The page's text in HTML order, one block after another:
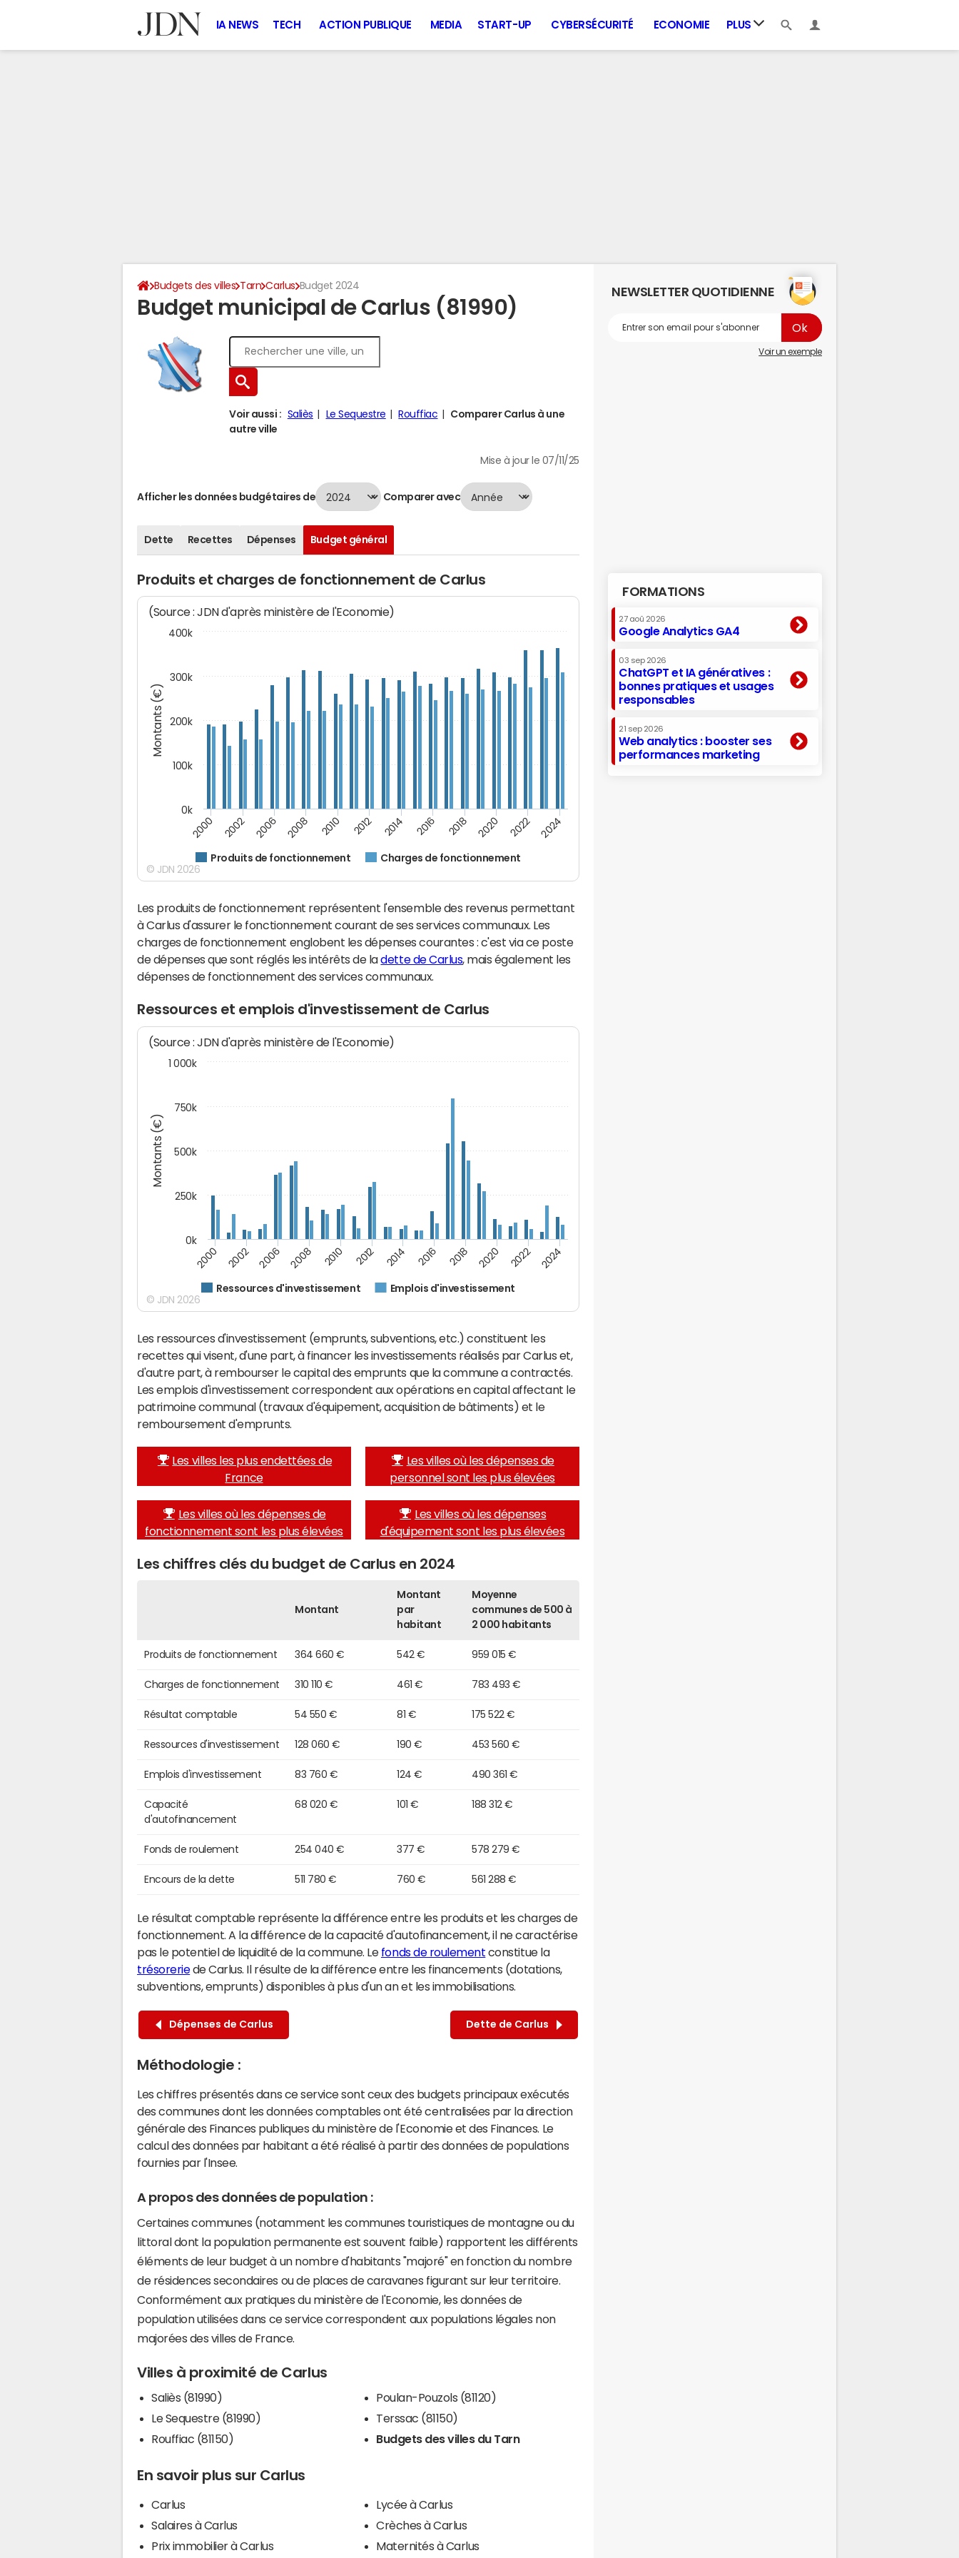
IA NEWS TECH ACTION PUBLIQUE MEDIA START-UP CYBERSÉCURITÉ ECONOMIE PLUS
Budgets des villes Tarn Carlus Budget 2024
Budget municipal de Carlus (81990)
Voir aussi : Saliès Le Sequestre Rouffiac
Comparer Carlus à une
autre ville
Mise à jour le 07/11/25
Afficher les données budgétaires de Comparer avec
Dette Recettes Dépenses Budget général
Produits et charges de fonctionnement de Carlus
Montants (€)
(Source : JDN d'après ministère de l'Economie)
Produits de fonctionnement Charges de fonctionnement
2000 2002 2006 2008 2010 2012 2014 2016 2018 2020 2022 2024
0k
100k
200k
300k
400k
© JDN 2026
Les produits de fonctionnement représentent l'ensemble des revenus permettant
à Carlus d'assurer le fonctionnement courant de ses services communaux. Les
charges de fonctionnement englobent les dépenses courantes : c'est via ce poste
de dépenses que sont réglés les intérêts de ladette de Carlus, mais également les
dépenses de fonctionnement des services communaux.
Ressources et emplois d'investissement de Carlus
Montants (€)
(Source : JDN d'après ministère de l'Economie)
Ressources d'investissement Emplois d'investissement
2000 2002 2006 2008 2010 2012 2014 2016 2018 2020 2022 2024
0k
1 000k
250k
500k
750k
© JDN 2026
Les ressources d'investissement (emprunts, subventions, etc.) constituent les
recettes qui visent, d'une part, à financer les investissements réalisés par Carlus et,
d'autre part, à rembourser le capital des emprunts que la commune a contractés.
Les emplois d'investissement correspondent aux opérations en capital affectant le
patrimoine communal (travaux d'équipement, acquisition de bâtiments) et le
remboursement d'emprunts.
Les villes les plus endettées de
France
Les villes où les dépenses de
personnel sont les plus élevées
Les villes où les dépenses de
fonctionnement sont les plus élevées
Les villes où les dépenses
d'équipement sont les plus élevées
Les chiffres clés du budget de Carlus en 2024
Montant
Montant
par
habitant
Moyenne
communes de 500 à
2 000 habitants
Produits de fonctionnement 364 660 € 542 € 959 015 €
Charges de fonctionnement 310 110 € 461 € 783 493 €
Résultat comptable 54 550 € 81 € 175 522 €
Ressources d'investissement 128 060 € 190 € 453 560 €
Emplois d'investissement 83 760 € 124 € 490 361 €
Capacité
d'autofinancement
68 020 € 101 € 188 312 €
Fonds de roulement 254 040 € 377 € 578 279 €
Encours de la dette 511 780 € 760 € 561 288 €
Le résultat comptable représente la différence entre les produits et les charges de
fonctionnement. A la différence de la capacité d'autofinancement, il ne caractérise
pas le potentiel de liquidité de la commune. Le fonds de roulement constitue la
trésoreriede Carlus. Il résulte de la différence entre les financements (dotations,
subventions, emprunts) disponibles à plus d'un an et les immobilisations.
Dépenses de Carlus Dette de Carlus
Méthodologie :
Les chiffres présentés dans ce service sont ceux des budgets principaux exécutés
des communes dont les données comptables ont été centralisées par la direction
générale des Finances publiques du ministère de l'Economie et des Finances. Le
calcul des données par habitant a été réalisé à partir des données de populations
fournies par l'Insee.
A propos des données de population :
Certaines communes (notamment les communes touristiques de montagne ou du
littoral dont la population permanente est souvent faible) rapportent les différents
éléments de leur budget à un nombre d'habitants "majoré" en fonction du nombre
de résidences secondaires ou de places de caravanes figurant sur leur territoire.
Conformément aux pratiques du ministère de l'Economie, les données de
population utilisées dans ce service correspondent aux populations légales non
majorées des villes de France.
Villes à proximité de Carlus
Saliès (81990)
Le Sequestre (81990)
Rouffiac (81150)
Poulan-Pouzols (81120)
Terssac (81150)
Budgets des villes du Tarn
En savoir plus sur Carlus
Carlus
Salaires à Carlus
Prix immobilier à Carlus
Lycée à Carlus
Crèches à Carlus
Maternités à Carlus
NEWSLETTER QUOTIDIENNE
Voir un exemple
FORMATIONS
27 aoû 2026
Google Analytics GA4
03 sep 2026
ChatGPT et IA génératives :
bonnes pratiques et usages
responsables
21 sep 2026
Web analytics : booster ses
performances marketing